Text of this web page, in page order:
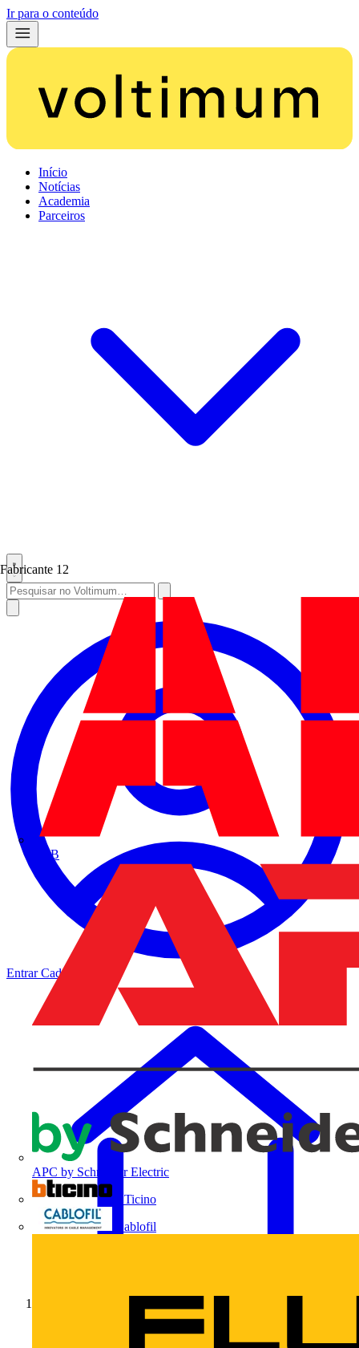
Ir para o conteúdo
Início
Notícias
Academia
Parceiros
Fabricante 12
ABB
APC by Schneider Electric
BTicino
Cablofil
EntrarCadastrar